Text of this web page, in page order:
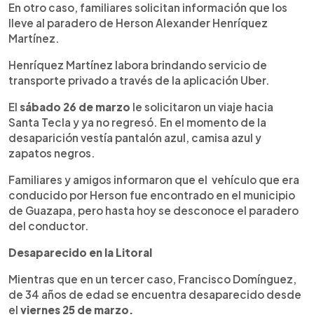
En otro caso, familiares solicitan información que los
lleve al paradero de Herson Alexander Henríquez
Martínez.
Henríquez Martínez labora brindando servicio de
transporte privado a través de la aplicación Uber.
El sábado 26 de marzo le solicitaron un viaje hacia
Santa Tecla y ya no regresó. En el momento de la
desaparición vestía pantalón azul, camisa azul y
zapatos negros.
Familiares y amigos informaron que el vehículo que era
conducido por Herson fue encontrado en el municipio
de Guazapa, pero hasta hoy se desconoce el paradero
del conductor.
Desaparecido en la Litoral
Mientras que en un tercer caso, Francisco Domínguez,
de 34 años de edad se encuentra desaparecido desde
el viernes 25 de marzo.